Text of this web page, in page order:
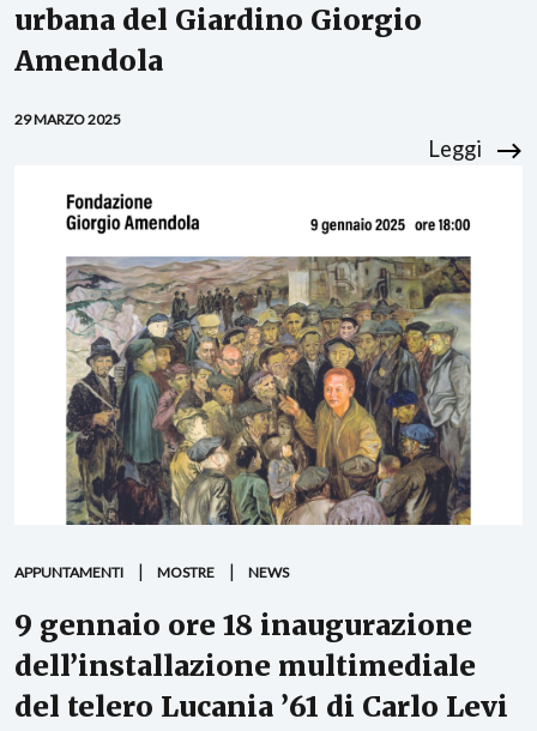
urbana del Giardino Giorgio
Amendola
29 MARZO 2025
Leggi
APPUNTAMENTI MOSTRE NEWS
9 gennaio ore 18 inaugurazione
dell’installazione multimediale
del telero Lucania ’61 di Carlo Levi